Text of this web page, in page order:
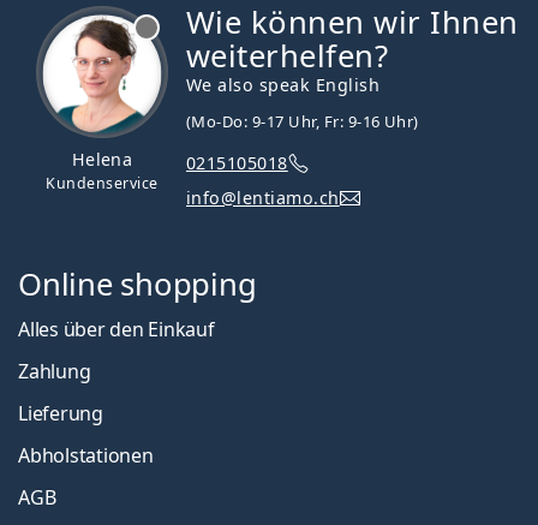
Helena
Kundenservice
Wie können wir Ihnen
weiterhelfen?
We also speak English
(Mo-Do: 9-17 Uhr, Fr: 9-16 Uhr)
0215105018
info@lentiamo.ch
Online shopping
Alles über den Einkauf
Zahlung
Lieferung
Abholstationen
AGB